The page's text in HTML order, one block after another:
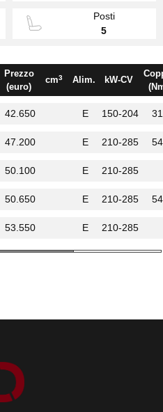
Posti
5
Prezzo
(euro)
cm3 Alim. kW-CV
42.650 E 150-204
47.200 E 210-285
50.100 E 210-285
50.650 E 210-285
53.550 E 210-285